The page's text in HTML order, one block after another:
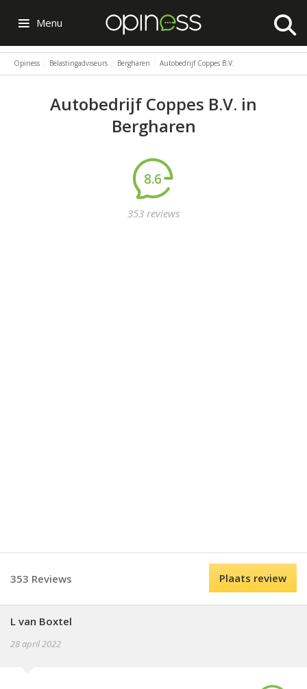
Menu
Opiness Belastingadviseurs Bergharen Autobedrijf Coppes B.V.
Autobedrijf Coppes B.V. in
Bergharen
8.6
353 reviews
353 Reviews Plaats review
L van Boxtel
28 april 2022